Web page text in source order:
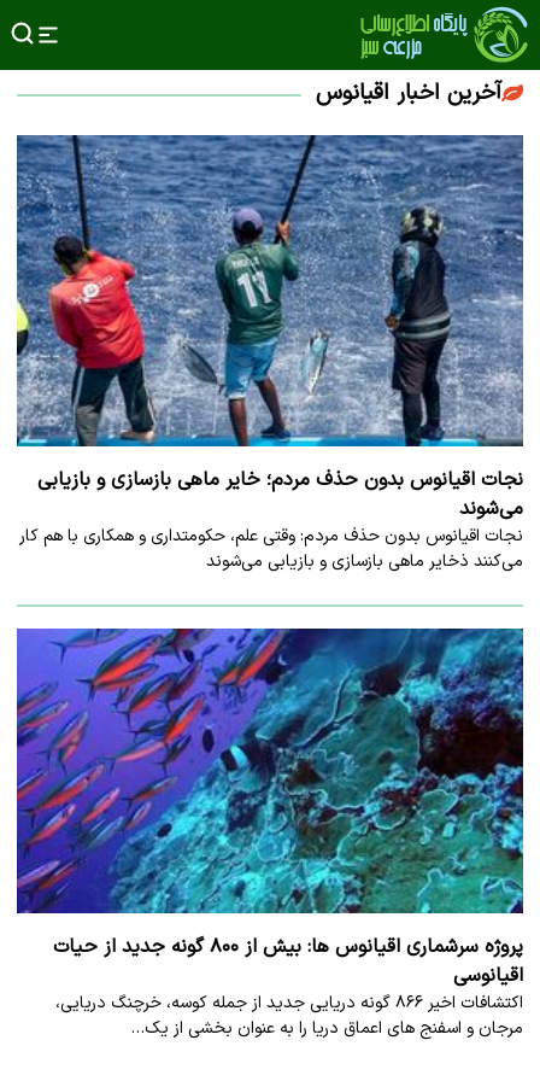
آخرین اخبار اقیانوس
نجات اقیانوس بدون حذف مردم؛ خایر ماهی بازسازی و بازیابی
می‌شوند
نجات اقیانوس بدون حذف مردم: وقتی علم، حکومتداری و همکاری با هم کار
می‌کنند ذخایر ماهی بازسازی و بازیابی می‌شوند
پروژه سرشماری اقیانوس ها: بیش از ۸۰۰ گونه جدید از حیات
اقیانوسی
اکتشافات اخیر ۸۶۶ گونه دریایی جدید از جمله کوسه، خرچنگ دریایی،
مرجان و اسفنج های اعماق دریا را به عنوان بخشی از یک…